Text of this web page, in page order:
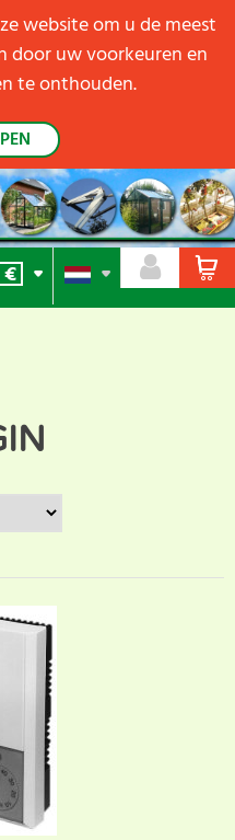
€
website om u de meest
door uw voorkeuren en
te onthouden.